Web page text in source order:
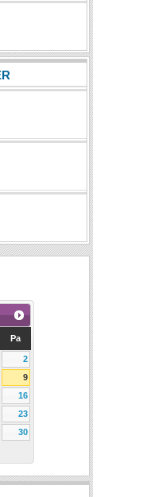
Pa
2
9
16
23
30